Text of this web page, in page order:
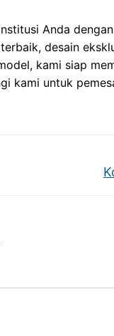
Anda
desain
kami siap
kami untuk